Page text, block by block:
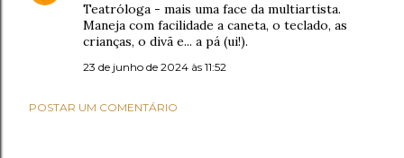
Teatróloga - mais uma face da multiartista.
Maneja com facilidade a caneta, o teclado, as
crianças, o divã e... a pá (ui!).
23 de junho de 2024 às 11:52
POSTAR UM COMENTÁRIO